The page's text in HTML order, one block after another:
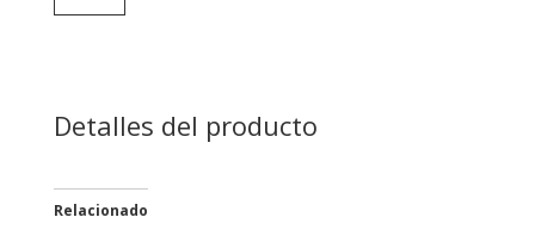
MARINOS
Detalles del producto
Relacionado